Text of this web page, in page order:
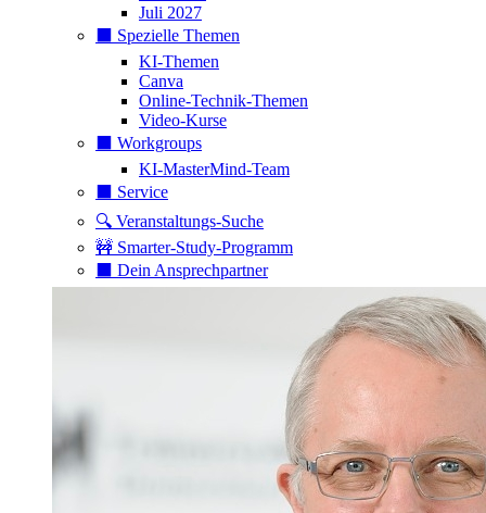
Juli 2027
⬛️ Spezielle Themen
KI-Themen
Canva
Online-Technik-Themen
Video-Kurse
⬛️ Workgroups
KI-MasterMind-Team
⬛️ Service
🔍 Veranstaltungs-Suche
🚧 Smarter-Study-Programm
⬛️ Dein Ansprechpartner